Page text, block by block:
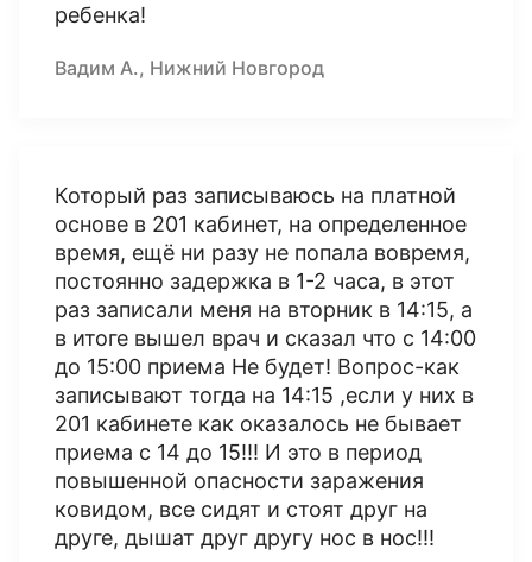
ребенка!
Вадим А., Нижний Новгород
Который раз записываюсь на платной
основе в 201 кабинет, на определенное
время, ещё ни разу не попала вовремя,
постоянно задержка в 1-2 часа, в этот
раз записали меня на вторник в 14:15, а
в итоге вышел врач и сказал что с 14:00
до 15:00 приема Не будет! Вопрос-как
записывают тогда на 14:15 ,если у них в
201 кабинете как оказалось не бывает
приема с 14 до 15!!! И это в период
повышенной опасности заражения
ковидом, все сидят и стоят друг на
друге, дышат друг другу нос в нос!!!